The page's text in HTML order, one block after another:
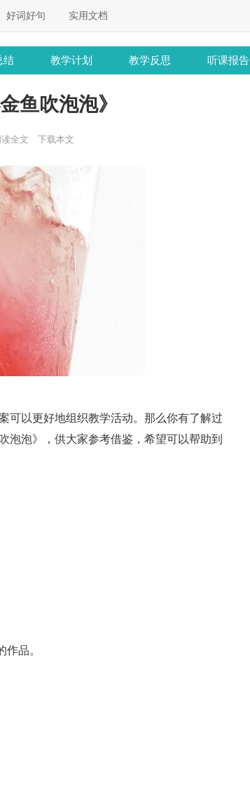
好词好句 实用文档
结 教学计划 教学反思 听课报告
鱼吹泡泡》
读全文 下载本文
可以更好地组织教学活动。那么你有了解过
泡泡》，供大家参考借鉴，希望可以帮助到
品。